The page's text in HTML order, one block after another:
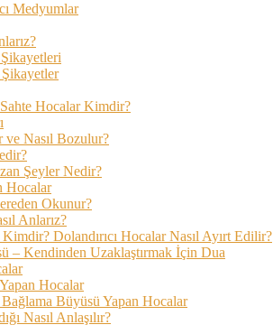
Medyumlar
Hocalar Kimdir?
ve Nasıl Bozulur?
Şeyler Nedir?
Hocalar
Okunur?
Anlarız?
Dolandırıcı Hocalar Nasıl Ayırt Edilir?
– Kendinden Uzaklaştırmak İçin Dua
Hocalar
Bağlama Büyüsü Yapan Hocalar
Nasıl Anlaşılır?